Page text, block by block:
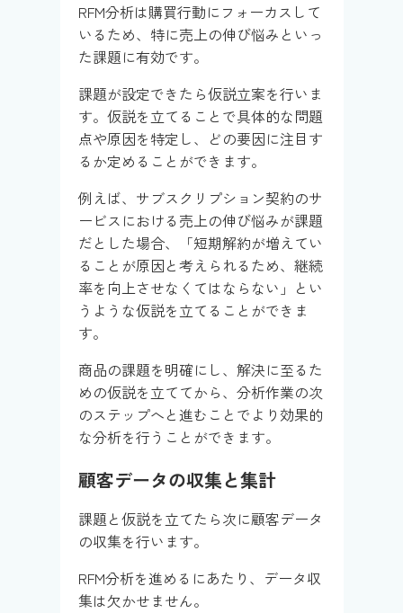
RFM分析は購買行動にフォーカスして
いるため、特に売上の伸び悩みといっ
た課題に有効です。
課題が設定できたら仮説立案を行いま
す。仮説を立てることで具体的な問題
点や原因を特定し、どの要因に注目す
るか定めることができます。
例えば、サブスクリプション契約のサ
ービスにおける売上の伸び悩みが課題
だとした場合、「短期解約が増えてい
ることが原因と考えられるため、継続
率を向上させなくてはならない」とい
うような仮説を立てることができま
す。
商品の課題を明確にし、解決に至るた
めの仮説を立ててから、分析作業の次
のステップへと進むことでより効果的
な分析を行うことができます。
顧客データの収集と集計
課題と仮説を立てたら次に顧客データ
の収集を行います。
RFM分析を進めるにあたり、データ収
集は欠かせません。